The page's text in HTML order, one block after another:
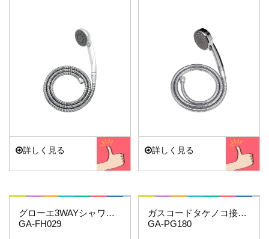
詳しく見る 詳しく見る
グローエ3WAYシャワーホースセット
GA-FH029
ガスコードタケノコ接続用(機器側)
GA-PG180